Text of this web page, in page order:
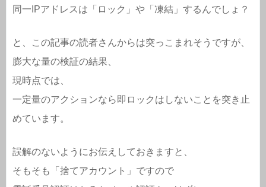
同一IPアドレスは「ロック」や「凍結」するんでしょ？
と、この記事の読者さんからは突っこまれそうですが、
膨大な量の検証の結果、
現時点では、
一定量のアクションなら即ロックはしないことを突き止
めています。
誤解のないようにお伝えしておきますと、
そもそも「捨てアカウント」ですので